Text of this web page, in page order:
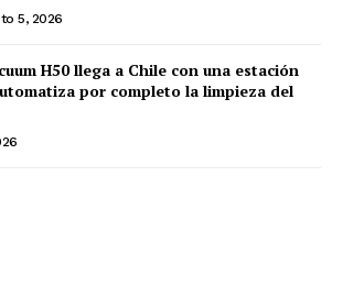
5, 2026
H50 llega a Chile con una estación
por completo la limpieza del